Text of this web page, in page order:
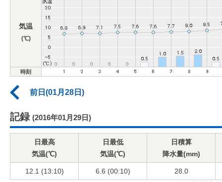
気温
(℃)
時刻
前日(01月28日)
記録 (2016年01月29日)
日最高
気温(℃)
日最低
気温(℃)
日積算
降水量(mm)
12.1 (13:10) 6.6 (00:10) 28.0